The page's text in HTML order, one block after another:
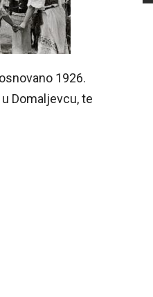
1926.
Domaljevcu, te